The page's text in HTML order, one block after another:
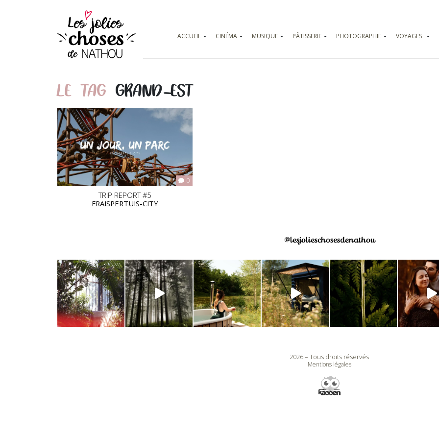
ACCUEIL CINÉMA MUSIQUE PÂTISSERIE PHOTOGRAPHIE
VOYAGES
Parcs
LE TAGGRAND-EST
0
TRIP REPORT #5
FRAISPERTUIS-CITY
@lesjolieschosesdenathou
2026 – Tous droits réservés
Mentions légales